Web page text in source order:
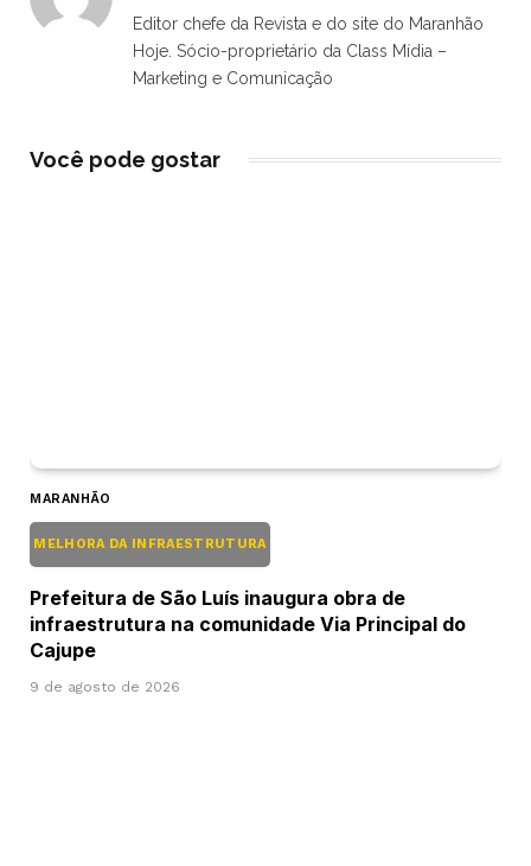
Editor chefe da Revista e do site do Maranhão
Hoje. Sócio-proprietário da Class Mídia –
Marketing e Comunicação
Você pode gostar
MARANHÃO
MELHORA DA INFRAESTRUTURA
Prefeitura de São Luís inaugura obra de
infraestrutura na comunidade Via Principal do
Cajupe
9 de agosto de 2026